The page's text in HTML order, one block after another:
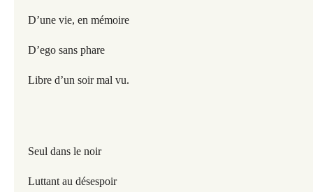
D’une vie, en mémoire
D’ego sans phare
Libre d’un soir mal vu.
Seul dans le noir
Luttant au désespoir